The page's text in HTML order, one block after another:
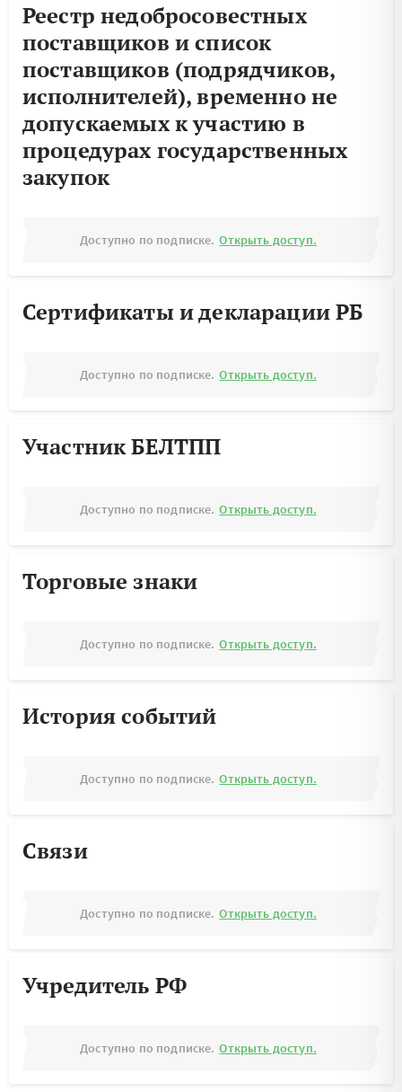
Реестр недобросовестных
поставщиков и список
поставщиков (подрядчиков,
исполнителей), временно не
допускаемых к участию в
процедурах государственных
закупок
Доступно по подписке. Открыть доступ.
Сертификаты и декларации РБ
Доступно по подписке. Открыть доступ.
Участник БЕЛТПП
Доступно по подписке. Открыть доступ.
Торговые знаки
Доступно по подписке. Открыть доступ.
История событий
Доступно по подписке. Открыть доступ.
Связи
Доступно по подписке. Открыть доступ.
Учредитель РФ
Доступно по подписке. Открыть доступ.